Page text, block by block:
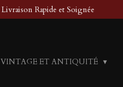
Livraison Rapide et Soignée
VINTAGE ET ANTIQUITÉ